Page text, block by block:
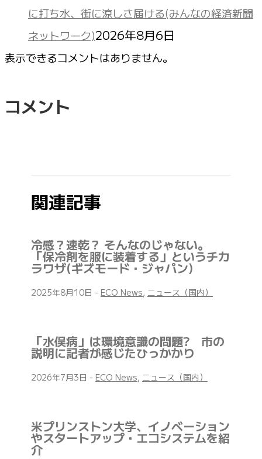
に打ち水、街に涼しさ届ける(みんなの経済新聞
ネットワーク)2026年8月6日
表示できるコメントはありません。
コメント
関連記事
冷感？速乾？ そんなのじゃない。
「保冷剤を服に装着する」というチカ
ラワザ(ギズモード・ジャパン)
2025年8月10日 - ECO News, ニュース（国内）
「水俣病」は環境意識の問題? 市の
説明に記者が感じたひっかかり
2026年7月3日 - ECO News, ニュース（国内）
米プリンストン大学、イノベーション
やスタートアップ・エコシステムを紹
介